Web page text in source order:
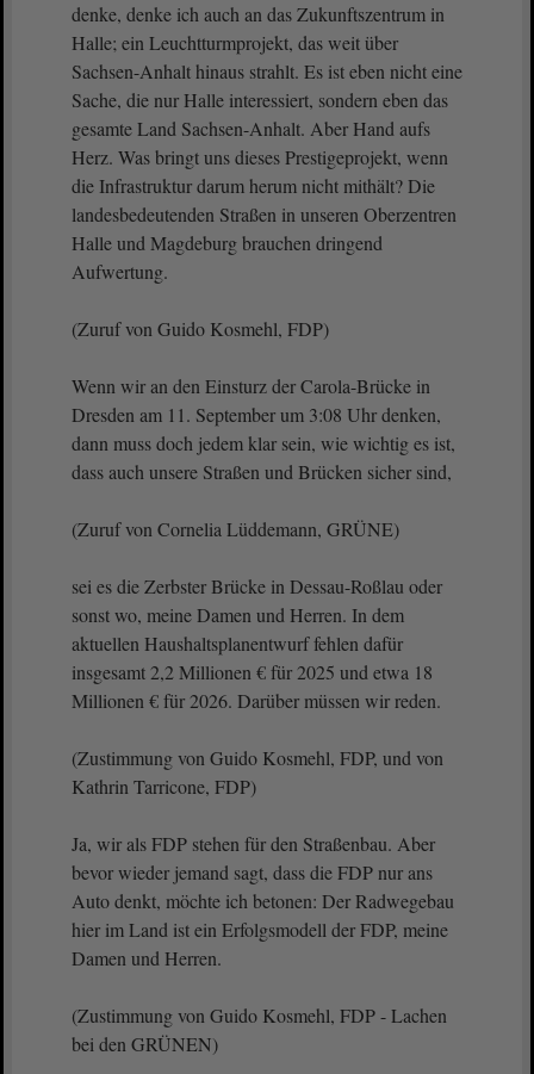
denke, denke ich auch an das Zukunftszentrum in
Halle; ein Leuchtturmprojekt, das weit über
Sachsen-Anhalt hinaus strahlt. Es ist eben nicht eine
Sache, die nur Halle interessiert, sondern eben das
gesamte Land Sachsen-Anhalt. Aber Hand aufs
Herz. Was bringt uns dieses Prestigeprojekt, wenn
die Infrastruktur darum herum nicht mithält? Die
landesbedeutenden Straßen in unseren Oberzentren
Halle und Magdeburg brauchen dringend
Aufwertung.
(Zuruf von Guido Kosmehl, FDP)
Wenn wir an den Einsturz der Carola-Brücke in
Dresden am 11. September um 3:08 Uhr denken,
dann muss doch jedem klar sein, wie wichtig es ist,
dass auch unsere Straßen und Brücken sicher sind,
(Zuruf von Cornelia Lüddemann, GRÜNE)
sei es die Zerbster Brücke in Dessau-Roßlau oder
sonst wo, meine Damen und Herren. In dem
aktuellen Haushaltsplanentwurf fehlen dafür
insgesamt 2,2 Millionen € für 2025 und etwa 18
Millionen € für 2026. Darüber müssen wir reden.
(Zustimmung von Guido Kosmehl, FDP, und von
Kathrin Tarricone, FDP)
Ja, wir als FDP stehen für den Straßenbau. Aber
bevor wieder jemand sagt, dass die FDP nur ans
Auto denkt, möchte ich betonen: Der Radwegebau
hier im Land ist ein Erfolgsmodell der FDP, meine
Damen und Herren.
(Zustimmung von Guido Kosmehl, FDP - Lachen
bei den GRÜNEN)